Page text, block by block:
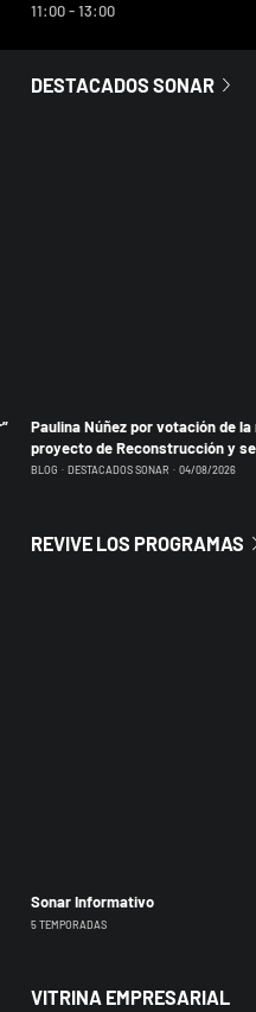
11:00 - 13:00
DESTACADOS SONAR
Paulina Núñez por votación de
proyecto de Reconstrucción y
BLOG DESTACADOS SONAR 04/08/2026
REVIVE LOS PROGRAMAS
Sonar Informativo
5 TEMPORADAS
VITRINA EMPRESARIAL